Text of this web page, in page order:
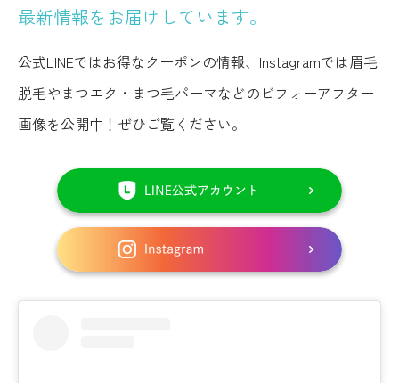
最新情報をお届けしています。
公式LINEではお得なクーポンの情報、Instagramでは眉毛
脱毛やまつエク・まつ毛パーマなどのビフォーアフター
画像を公開中！ぜひご覧ください。
は
こ
ち
ら
ン
ス
タ